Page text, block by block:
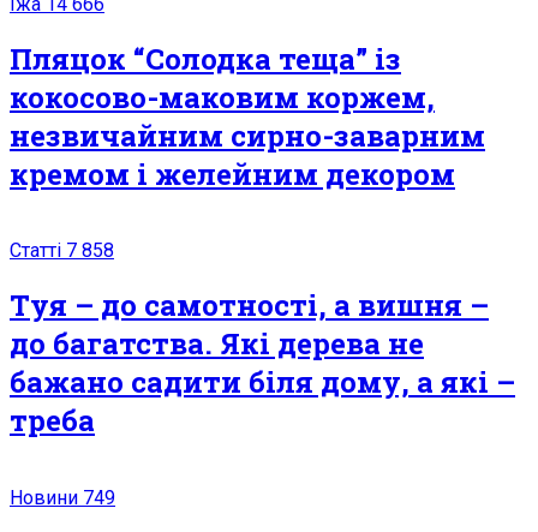
Пляцок “Солодка теща” із
кокосово-маковим коржем,
незвичайним сирно-заварним
кремом і желейним декором
Статті 7 858
Туя – до самотності, а вишня –
до багатства. Які дерева не
бажано садити біля дому, а які –
треба
Новини 749